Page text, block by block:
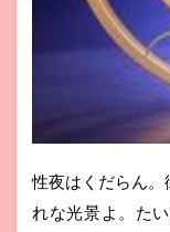
性夜はくだらん
れな光景よ。た